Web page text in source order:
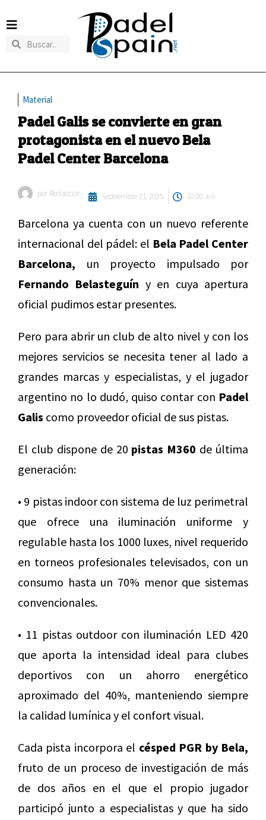
Material
Padel Galis se convierte en gran
protagonista en el nuevo Bela
Padel Center Barcelona
por Redaccion septiembre 21, 2025 10:00 am
Barcelona ya cuenta con un nuevo referente
internacional del pádel: el Bela Padel Center
Barcelona, un proyecto impulsado por
Fernando Belasteguín y en cuya apertura
oficial pudimos estar presentes.
Pero para abrir un club de alto nivel y con los
mejores servicios se necesita tener al lado a
grandes marcas y especialistas, y el jugador
argentino no lo dudó, quiso contar con Padel
Galis como proveedor oficial de sus pistas.
El club dispone de 20 pistas M360 de última
generación:
• 9 pistas indoor con sistema de luz perimetral
que ofrece una iluminación uniforme y
regulable hasta los 1000 luxes, nivel requerido
en torneos profesionales televisados, con un
consumo hasta un 70% menor que sistemas
convencionales.
• 11 pistas outdoor con iluminación LED 420
que aporta la intensidad ideal para clubes
deportivos con un ahorro energético
aproximado del 40%, manteniendo siempre
la calidad lumínica y el confort visual.
Cada pista incorpora el césped PGR by Bela,
fruto de un proceso de investigación de más
de dos años en el que el propio jugador
participó junto a especialistas y que ha sido